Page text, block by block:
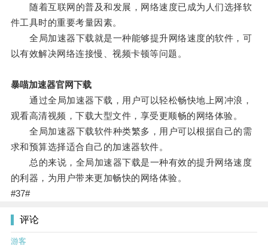
随着互联网的普及和发展，网络速度已成为人们选择软
件工具时的重要考量因素。
全局加速器下载就是一种能够提升网络速度的软件，可
以有效解决网络连接慢、视频卡顿等问题。
暴喵加速器官网下载
通过全局加速器下载，用户可以轻松畅快地上网冲浪，
观看高清视频，下载大型文件，享受更顺畅的网络体验。
全局加速器下载软件种类繁多，用户可以根据自己的需
求和预算选择适合自己的加速器软件。
总的来说，全局加速器下载是一种有效的提升网络速度
的利器，为用户带来更加畅快的网络体验。
#37#
评论
游客